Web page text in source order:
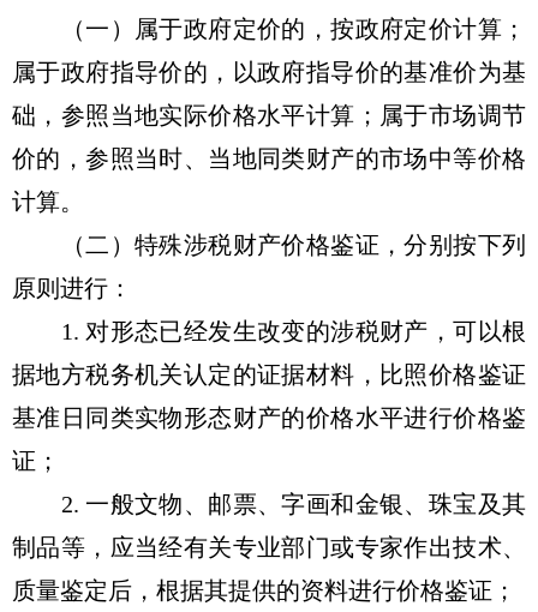
（一）属于政府定价的，按政府定价计算；
属于政府指导价的，以政府指导价的基准价为基
础，参照当地实际价格水平计算；属于市场调节
价的，参照当时、当地同类财产的市场中等价格
计算。
（二）特殊涉税财产价格鉴证，分别按下列
原则进行：
1. 对形态已经发生改变的涉税财产，可以根
据地方税务机关认定的证据材料，比照价格鉴证
基准日同类实物形态财产的价格水平进行价格鉴
证；
2. 一般文物、邮票、字画和金银、珠宝及其
制品等，应当经有关专业部门或专家作出技术、
质量鉴定后，根据其提供的资料进行价格鉴证；